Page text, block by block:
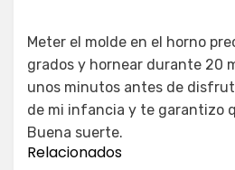
Meter el molde en el horno
grados y hornear durante 20
unos minutos antes de
de mi infancia y te garantizo
Buena suerte.
Relacionados